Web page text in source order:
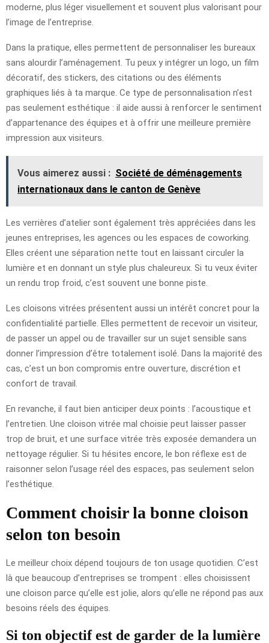
moderne, plus léger visuellement et souvent plus valorisant pour
l’image de l’entreprise.
Dans la pratique, elles permettent de personnaliser les bureaux
sans alourdir l’aménagement. Tu peux y intégrer un logo, un film
décoratif, des stickers, des citations ou des éléments
graphiques liés à ta marque. Ce type de personnalisation n’est
pas seulement esthétique : il aide aussi à renforcer le sentiment
d’appartenance des équipes et à offrir une meilleure première
impression aux visiteurs.
Vous aimerez aussi : Société de déménagements
internationaux dans le canton de Genève
Les verrières d’atelier sont également très appréciées dans les
jeunes entreprises, les agences ou les espaces de coworking.
Elles créent une séparation nette tout en laissant circuler la
lumière et en donnant un style plus chaleureux. Si tu veux éviter
un rendu trop froid, c’est souvent une bonne piste.
Les cloisons vitrées présentent aussi un intérêt concret pour la
confidentialité partielle. Elles permettent de recevoir un visiteur,
de passer un appel ou de travailler sur un sujet sensible sans
donner l’impression d’être totalement isolé. Dans la majorité des
cas, c’est un bon compromis entre ouverture, discrétion et
confort de travail.
En revanche, il faut bien anticiper deux points : l’acoustique et
l’entretien. Une cloison vitrée mal choisie peut laisser passer
trop de bruit, et une surface vitrée très exposée demandera un
nettoyage régulier. Si tu hésites encore, le bon réflexe est de
raisonner selon l’usage réel des espaces, pas seulement selon
l’esthétique.
Comment choisir la bonne cloison
selon ton besoin
Le meilleur choix dépend toujours de ton usage quotidien. C’est
là que beaucoup d’entreprises se trompent : elles choisissent
une cloison parce qu’elle est jolie, alors qu’elle ne répond pas aux
besoins réels des équipes.
Si ton objectif est de garder de la lumière